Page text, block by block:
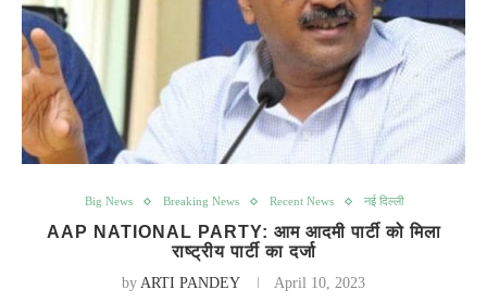
Big News Breaking News Recent News नई दिल्ली
AAP NATIONAL PARTY: आम आदमी पार्टी को मिला
राष्ट्रीय पार्टी का दर्जा
by ARTI PANDEY April 10, 2023